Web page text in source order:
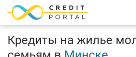
Кредиты на жилье